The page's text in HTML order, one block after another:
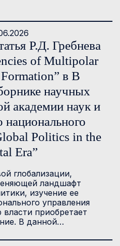
Р.Д. Гребнева
of Multipolar
в В
научных
академии наук и
национального
Politics in the
Era”
глобализации,
ландшафт
изучение ее
управления
власти приобретает
В данной…